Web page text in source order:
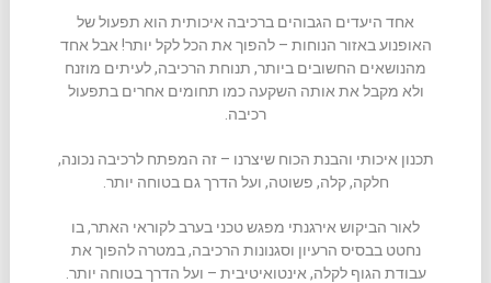
אחד היעדים הגבוהים ברכיבה איכותית הוא תפעול של
האופנוע באזור הנוחות – להפוך את הכל לקל יותר! אבל אחד
מהנושאים החשובים ביותר, תנוחת הרכיבה, לעיתים מוזנח
ולא מקבל את אותה השקעה כמו תחומים אחרים בתפעול
רכיבה.
תכנון איכותי והבנת הכוח שיצרנו – זה המפתח לרכיבה נכונה,
חלקה, קלה, פשוטה, ועל הדרך גם בטוחה יותר.
לאור הביקוש אירגנתי מפגש טכני בערב לקוראי האתר, בו
נחטט בבסיס הרעיון וסגנונות הרכיבה, במטרה להפוך את
עבודת הגוף לקלה, אינטואיטיבית – ועל הדרך בטוחה יותר.